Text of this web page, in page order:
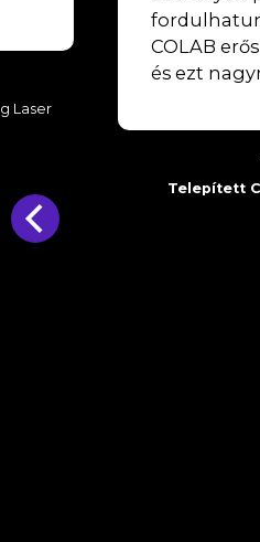
COLAB
és ezt
Telepített
Laser